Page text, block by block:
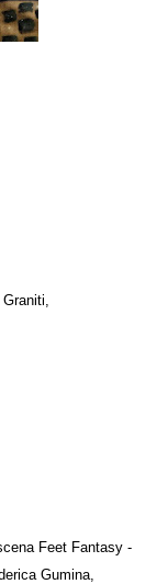
Feet Fantasy -
Gumina,